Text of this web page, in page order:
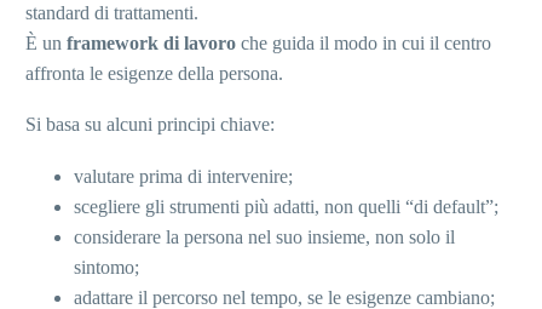
standard di trattamenti.
È un framework di lavoro che guida il modo in cui il centro
affronta le esigenze della persona.
Si basa su alcuni principi chiave:
valutare prima di intervenire;
scegliere gli strumenti più adatti, non quelli “di default”;
considerare la persona nel suo insieme, non solo il
sintomo;
adattare il percorso nel tempo, se le esigenze cambiano;